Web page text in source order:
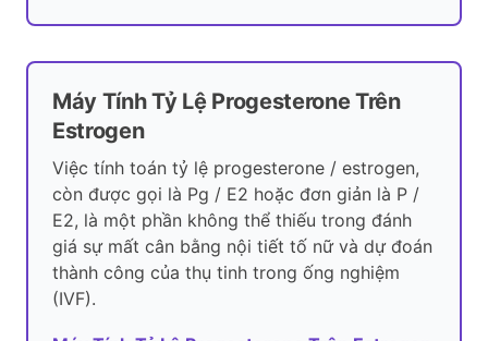
Máy Tính Tỷ Lệ Progesterone Trên
Estrogen
Việc tính toán tỷ lệ progesterone / estrogen,
còn được gọi là Pg / E2 hoặc đơn giản là P /
E2, là một phần không thể thiếu trong đánh
giá sự mất cân bằng nội tiết tố nữ và dự đoán
thành công của thụ tinh trong ống nghiệm
(IVF).